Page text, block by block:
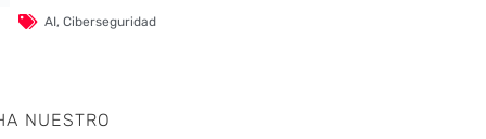
AI,Ciberseguridad
NUESTRO